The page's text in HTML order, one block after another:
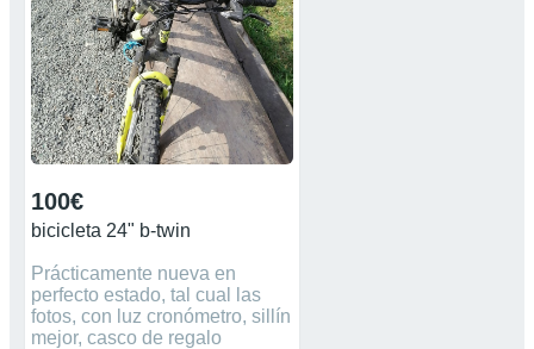
100€
bicicleta 24" b-twin
Prácticamente nueva en
perfecto estado, tal cual las
fotos, con luz cronómetro, sillín
mejor, casco de regalo